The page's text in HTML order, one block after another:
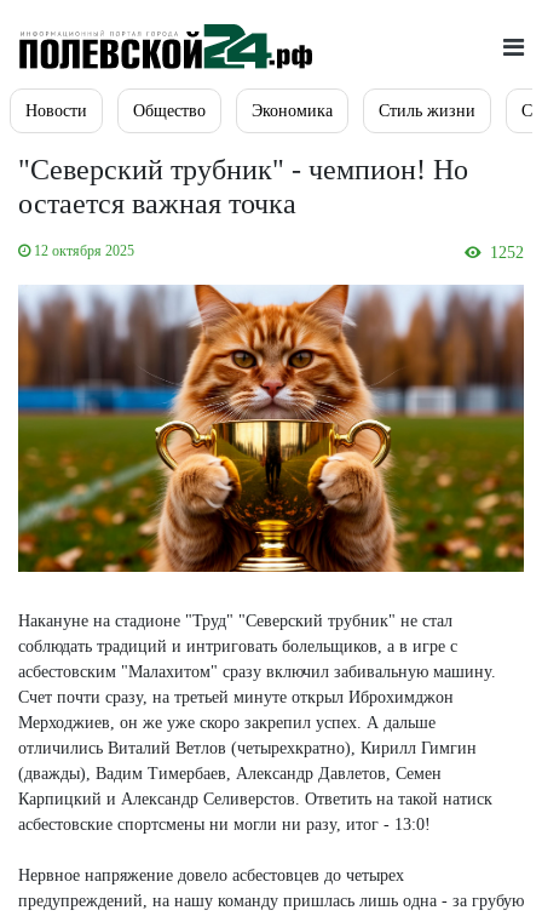
Новости Общество Экономика Стиль жизни
"Северский трубник" - чемпион! Но
остается важная точка
12 октября 2025 1252
Накануне на стадионе "Труд" "Северский трубник" не стал
соблюдать традиций и интриговать болельщиков, а в игре с
асбестовским "Малахитом" сразу включил забивальную машину.
Счет почти сразу, на третьей минуте открыл Иброхимджон
Мерходжиев, он же уже скоро закрепил успех. А дальше
отличились Виталий Ветлов (четырехкратно), Кирилл Гимгин
(дважды), Вадим Тимербаев, Александр Давлетов, Семен
Карпицкий и Александр Селиверстов. Ответить на такой натиск
асбестовские спортсмены ни могли ни разу, итог - 13:0!
Нервное напряжение довело асбестовцев до четырех
предупреждений, на нашу команду пришлась лишь одна - за грубую